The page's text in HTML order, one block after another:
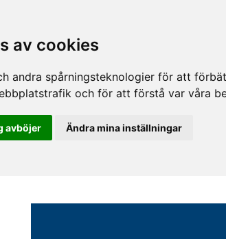
av cookies
andra spårningsteknologier för att
och för att förstå var våra
avböjer Ändra mina inställningar